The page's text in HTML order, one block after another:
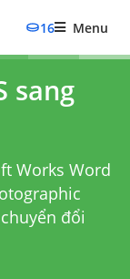
16 Menu
sang
Works Word
đổi